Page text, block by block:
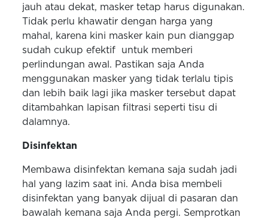
jauh atau dekat, masker tetap harus digunakan.
Tidak perlu khawatir dengan harga yang
mahal, karena kini masker kain pun dianggap
sudah cukup efektif untuk memberi
perlindungan awal. Pastikan saja Anda
menggunakan masker yang tidak terlalu tipis
dan lebih baik lagi jika masker tersebut dapat
ditambahkan lapisan filtrasi seperti tisu di
dalamnya.
Disinfektan
Membawa disinfektan kemana saja sudah jadi
hal yang lazim saat ini. Anda bisa membeli
disinfektan yang banyak dijual di pasaran dan
bawalah kemana saja Anda pergi. Semprotkan